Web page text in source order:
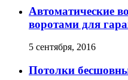
Автоматические
воротами для
5 сентября, 2016
Потолки